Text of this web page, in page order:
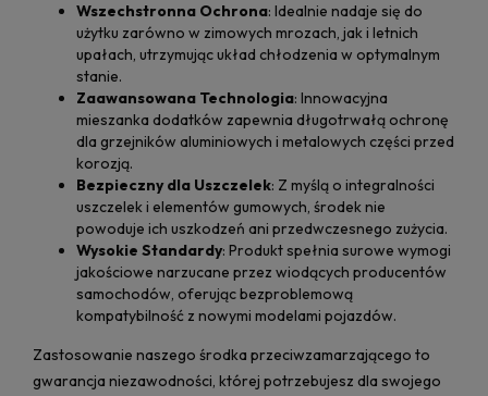
Wszechstronna Ochrona: Idealnie nadaje się do
użytku zarówno w zimowych mrozach, jak i letnich
upałach, utrzymując układ chłodzenia w optymalnym
stanie.
Zaawansowana Technologia: Innowacyjna
mieszanka dodatków zapewnia długotrwałą ochronę
dla grzejników aluminiowych i metalowych części przed
korozją.
Bezpieczny dla Uszczelek: Z myślą o integralności
uszczelek i elementów gumowych, środek nie
powoduje ich uszkodzeń ani przedwczesnego zużycia.
Wysokie Standardy: Produkt spełnia surowe wymogi
jakościowe narzucane przez wiodących producentów
samochodów, oferując bezproblemową
kompatybilność z nowymi modelami pojazdów.
Zastosowanie naszego środka przeciwzamarzającego to
gwarancja niezawodności, której potrzebujesz dla swojego